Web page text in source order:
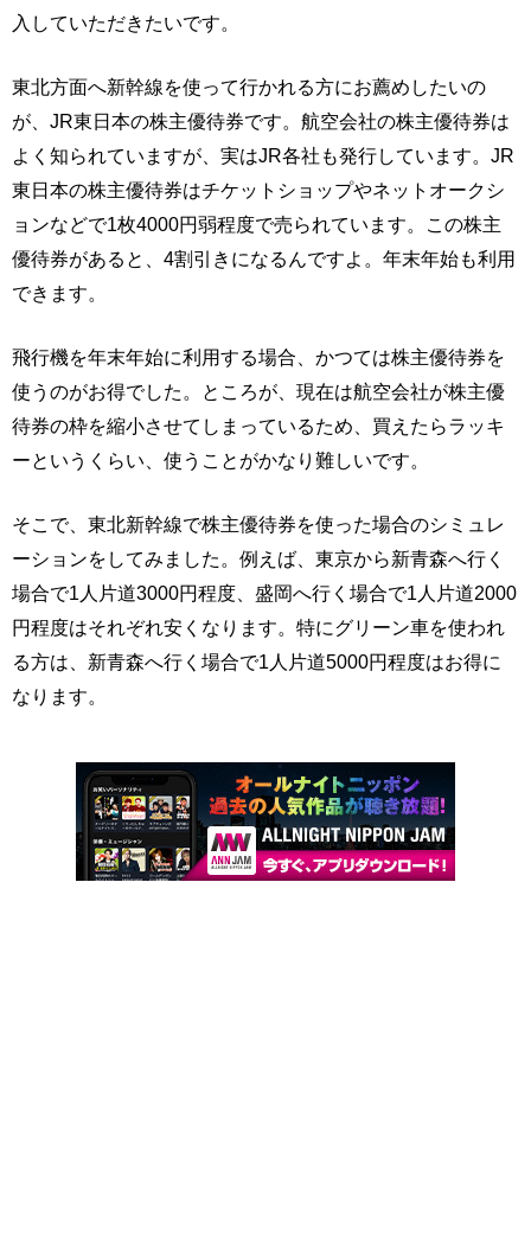
入していただきたいです。
東北方面へ新幹線を使って行かれる方にお薦めしたいの
が、JR東日本の株主優待券です。航空会社の株主優待券は
よく知られていますが、実はJR各社も発行しています。JR
東日本の株主優待券はチケットショップやネットオークシ
ョンなどで1枚4000円弱程度で売られています。この株主
優待券があると、4割引きになるんですよ。年末年始も利用
できます。
飛行機を年末年始に利用する場合、かつては株主優待券を
使うのがお得でした。ところが、現在は航空会社が株主優
待券の枠を縮小させてしまっているため、買えたらラッキ
ーというくらい、使うことがかなり難しいです。
そこで、東北新幹線で株主優待券を使った場合のシミュレ
ーションをしてみました。例えば、東京から新青森へ行く
場合で1人片道3000円程度、盛岡へ行く場合で1人片道2000
円程度はそれぞれ安くなります。特にグリーン車を使われ
る方は、新青森へ行く場合で1人片道5000円程度はお得に
なります。